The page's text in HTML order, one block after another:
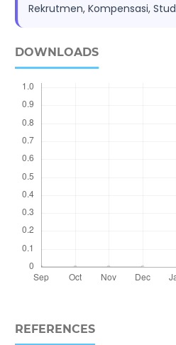
Rekrutmen, Kompensasi,
DOWNLOADS
REFERENCES